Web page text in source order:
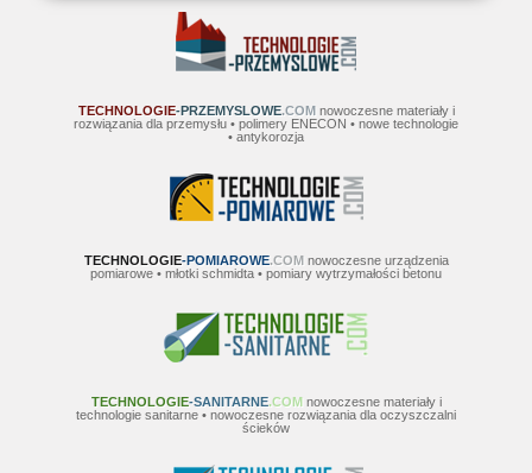
TECHNOLOGIE-PRZEMYSLOWE.COMnowoczesne materiały i
rozwiązania dla przemysłu • polimery ENECON • nowe technologie
• antykorozja
TECHNOLOGIE-POMIAROWE.COMnowoczesne urządzenia
pomiarowe • młotki schmidta • pomiary wytrzymałości betonu
TECHNOLOGIE-SANITARNE.COMnowoczesne materiały i
technologie sanitarne • nowoczesne rozwiązania dla oczyszczalni
ścieków